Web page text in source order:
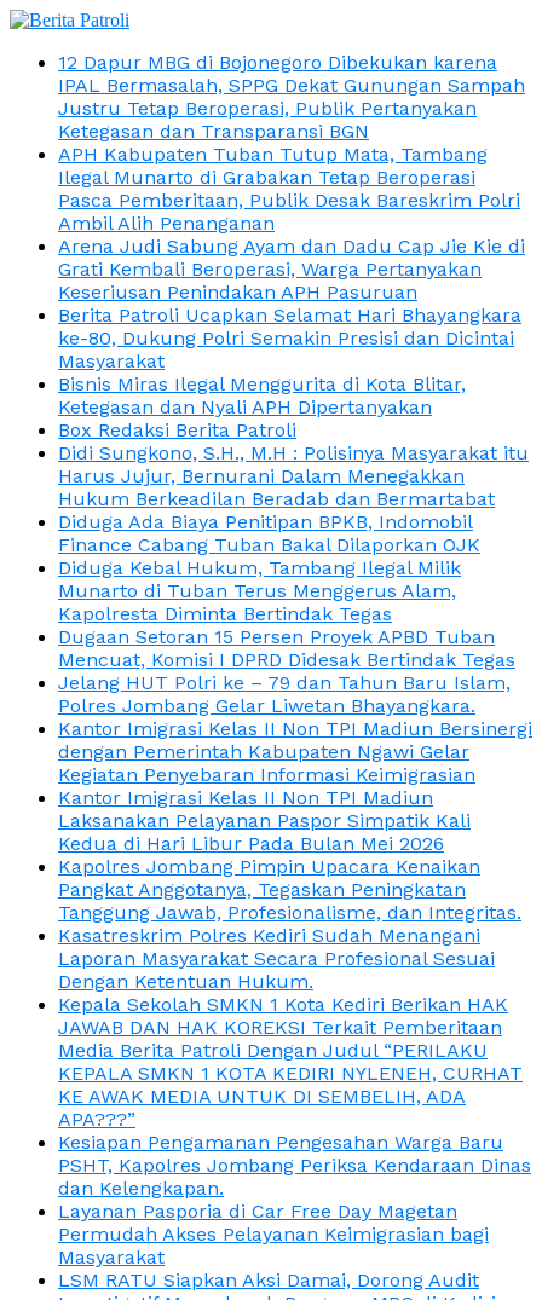
12 Dapur MBG di Bojonegoro Dibekukan karena
IPAL Bermasalah, SPPG Dekat Gunungan Sampah
Justru Tetap Beroperasi, Publik Pertanyakan
Ketegasan dan Transparansi BGN
APH Kabupaten Tuban Tutup Mata, Tambang
Ilegal Munarto di Grabakan Tetap Beroperasi
Pasca Pemberitaan, Publik Desak Bareskrim Polri
Ambil Alih Penanganan
Arena Judi Sabung Ayam dan Dadu Cap Jie Kie di
Grati Kembali Beroperasi, Warga Pertanyakan
Keseriusan Penindakan APH Pasuruan
Berita Patroli Ucapkan Selamat Hari Bhayangkara
ke-80, Dukung Polri Semakin Presisi dan Dicintai
Masyarakat
Bisnis Miras Ilegal Menggurita di Kota Blitar,
Ketegasan dan Nyali APH Dipertanyakan
Box Redaksi Berita Patroli
Didi Sungkono, S.H., M.H : Polisinya Masyarakat itu
Harus Jujur, Bernurani Dalam Menegakkan
Hukum Berkeadilan Beradab dan Bermartabat
Diduga Ada Biaya Penitipan BPKB, Indomobil
Finance Cabang Tuban Bakal Dilaporkan OJK
Diduga Kebal Hukum, Tambang Ilegal Milik
Munarto di Tuban Terus Menggerus Alam,
Kapolresta Diminta Bertindak Tegas
Dugaan Setoran 15 Persen Proyek APBD Tuban
Mencuat, Komisi I DPRD Didesak Bertindak Tegas
Jelang HUT Polri ke – 79 dan Tahun Baru Islam,
Polres Jombang Gelar Liwetan Bhayangkara.
Kantor Imigrasi Kelas II Non TPI Madiun Bersinergi
dengan Pemerintah Kabupaten Ngawi Gelar
Kegiatan Penyebaran Informasi Keimigrasian
Kantor Imigrasi Kelas II Non TPI Madiun
Laksanakan Pelayanan Paspor Simpatik Kali
Kedua di Hari Libur Pada Bulan Mei 2026
Kapolres Jombang Pimpin Upacara Kenaikan
Pangkat Anggotanya, Tegaskan Peningkatan
Tanggung Jawab, Profesionalisme, dan Integritas.
Kasatreskrim Polres Kediri Sudah Menangani
Laporan Masyarakat Secara Profesional Sesuai
Dengan Ketentuan Hukum.
Kepala Sekolah SMKN 1 Kota Kediri Berikan HAK
JAWAB DAN HAK KOREKSI Terkait Pemberitaan
Media Berita Patroli Dengan Judul “PERILAKU
KEPALA SMKN 1 KOTA KEDIRI NYLENEH, CURHAT
KE AWAK MEDIA UNTUK DI SEMBELIH, ADA
APA???”
Kesiapan Pengamanan Pengesahan Warga Baru
PSHT, Kapolres Jombang Periksa Kendaraan Dinas
dan Kelengkapan.
Layanan Pasporia di Car Free Day Magetan
Permudah Akses Pelayanan Keimigrasian bagi
Masyarakat
LSM RATU Siapkan Aksi Damai, Dorong Audit